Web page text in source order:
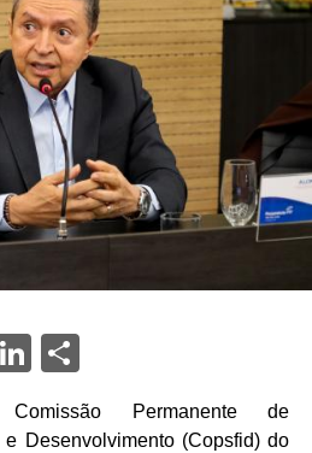
LinkedIn
Share
Permanente de
Desenvolvimento (Copsfid) do